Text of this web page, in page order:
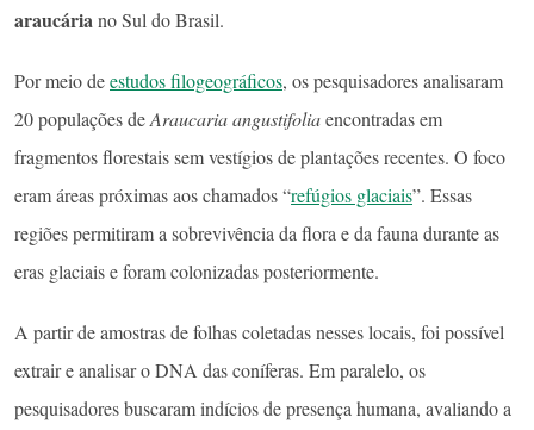
araucária no Sul do Brasil.
Por meio deestudos filogeográficos, os pesquisadores analisaram
20 populações deAraucaria angustifoliaencontradas em
fragmentos florestais sem vestígios de plantações recentes. O foco
eram áreas próximas aos chamados “refúgios glaciais”. Essas
regiões permitiram a sobrevivência da flora e da fauna durante as
eras glaciais e foram colonizadas posteriormente.
A partir de amostras de folhas coletadas nesses locais, foi possível
extrair e analisar o DNA das coníferas. Em paralelo, os
pesquisadores buscaram indícios de presença humana, avaliando a